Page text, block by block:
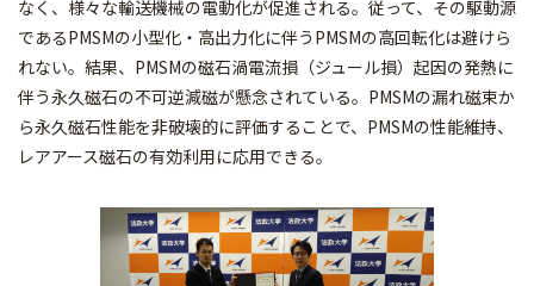
なく、様々な輸送機械の電動化が促進される。従って、その駆動源
であるPMSMの小型化・高出力化に伴うPMSMの高回転化は避けら
れない。結果、PMSMの磁石渦電流損（ジュール損）起因の発熱に
伴う永久磁石の不可逆減磁が懸念されている。PMSMの漏れ磁束か
ら永久磁石性能を非破壊的に評価することで、PMSMの性能維持、
レアアース磁石の有効利用に応用できる。